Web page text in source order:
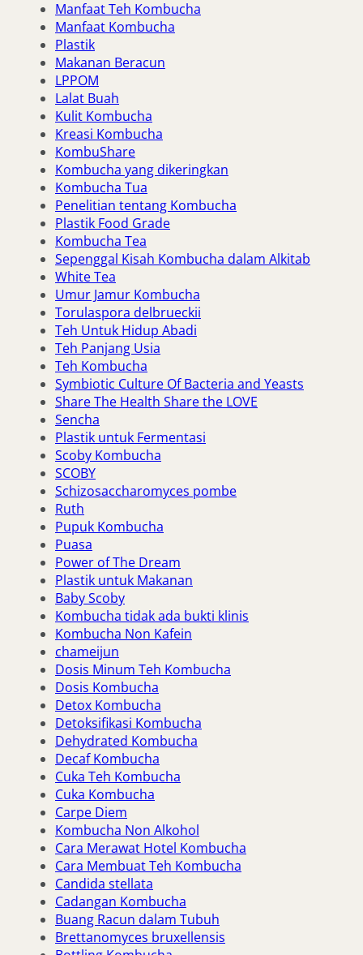
Manfaat Teh Kombucha
Manfaat Kombucha
Plastik
Makanan Beracun
LPPOM
Lalat Buah
Kulit Kombucha
Kreasi Kombucha
KombuShare
Kombucha yang dikeringkan
Kombucha Tua
Penelitian tentang Kombucha
Plastik Food Grade
Kombucha Tea
Sepenggal Kisah Kombucha dalam Alkitab
White Tea
Umur Jamur Kombucha
Torulaspora delbrueckii
Teh Untuk Hidup Abadi
Teh Panjang Usia
Teh Kombucha
Symbiotic Culture Of Bacteria and Yeasts
Share The Health Share the LOVE
Sencha
Plastik untuk Fermentasi
Scoby Kombucha
SCOBY
Schizosaccharomyces pombe
Ruth
Pupuk Kombucha
Puasa
Power of The Dream
Plastik untuk Makanan
Baby Scoby
Kombucha tidak ada bukti klinis
Kombucha Non Kafein
chameijun
Dosis Minum Teh Kombucha
Dosis Kombucha
Detox Kombucha
Detoksifikasi Kombucha
Dehydrated Kombucha
Decaf Kombucha
Cuka Teh Kombucha
Cuka Kombucha
Carpe Diem
Kombucha Non Alkohol
Cara Merawat Hotel Kombucha
Cara Membuat Teh Kombucha
Candida stellata
Cadangan Kombucha
Buang Racun dalam Tubuh
Brettanomyces bruxellensis